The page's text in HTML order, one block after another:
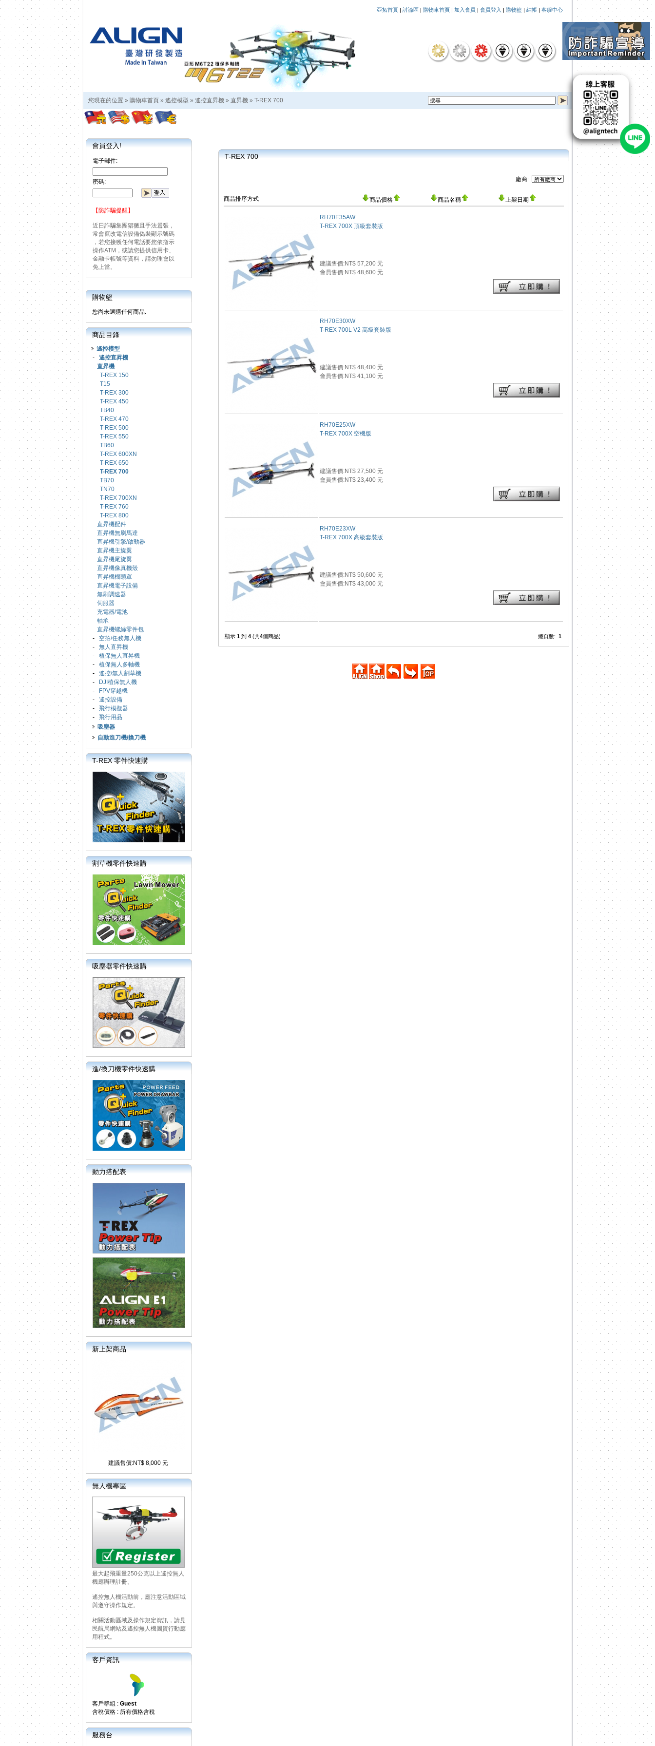
亞拓首頁 | 討論區 | 購物車首頁 | 加入會員 | 會員登入 | 購物籃 | 結帳 | 客服中心
您現在的位置 » 購物車首頁 » 遙控模型 » 遙控直昇機 » 直昇機 » T-REX 700
會員登入!
電子郵件:
密碼:
【防詐騙提醒】
近日詐騙集團猖獗且手法囂張，
常會竄改電信設備偽裝顯示號碼
，若您接獲任何電話要您依指示
操作ATM，或請您提供信用卡、
金融卡帳號等資料，請勿理會以
免上當。
購物籃
您尚未選購任何商品.
商品目錄
遙控模型
- 遙控直昇機
直昇機
T-REX 150
T15
T-REX 300
T-REX 450
TB40
T-REX 470
T-REX 500
T-REX 550
TB60
T-REX 600XN
T-REX 650
T-REX 700
TB70
TN70
T-REX 700XN
T-REX 760
T-REX 800
直昇機配件
直昇機無刷馬達
直昇機引擎/啟動器
直昇機主旋翼
直昇機尾旋翼
直昇機像真機殼
直昇機機頭罩
直昇機電子設備
無刷調速器
伺服器
充電器/電池
軸承
直昇機螺絲零件包
- 空拍/任務無人機
- 無人直昇機
- 植保無人直昇機
- 植保無人多軸機
- 遙控/無人割草機
-
DJI植保無人機
-
FPV穿越機
- 遙控設備
- 飛行模擬器
- 飛行用品
吸塵器
自動進刀機/換刀機
T-REX 零件快速購
割草機零件快速購
吸塵器零件快速購
進/換刀機零件快速購
動力搭配表
新上架商品
建議售價:NT$ 8,000 元
無人機專區
最大起飛重量250公克以上遙控無人
機應辦理註冊。
遙控無人機活動前，應注意活動區域
與遵守操作規定。
相關活動區域及操作規定資訊，請見
民航局網站及遙控無人機圖資行動應
用程式。
客戶資訊
客戶群組 : Guest
含稅價格 : 所有價格含稅
服務台
T-REX 700
廠商:
商品排序方式 商品價格 商品名稱 上架日期
RH70E35AW
T-REX 700X 頂級套裝版
建議售價:NT$ 57,200 元
會員售價:NT$ 48,600 元
RH70E30XW
T-REX 700L V2 高級套裝版
建議售價:NT$ 48,400 元
會員售價:NT$ 41,100 元
RH70E25XW
T-REX 700X 空機版
建議售價:NT$ 27,500 元
會員售價:NT$ 23,400 元
RH70E23XW
T-REX 700X 高級套裝版
建議售價:NT$ 50,600 元
會員售價:NT$ 43,000 元
顯示 1 到 4 (共4個商品) 總頁數: 1